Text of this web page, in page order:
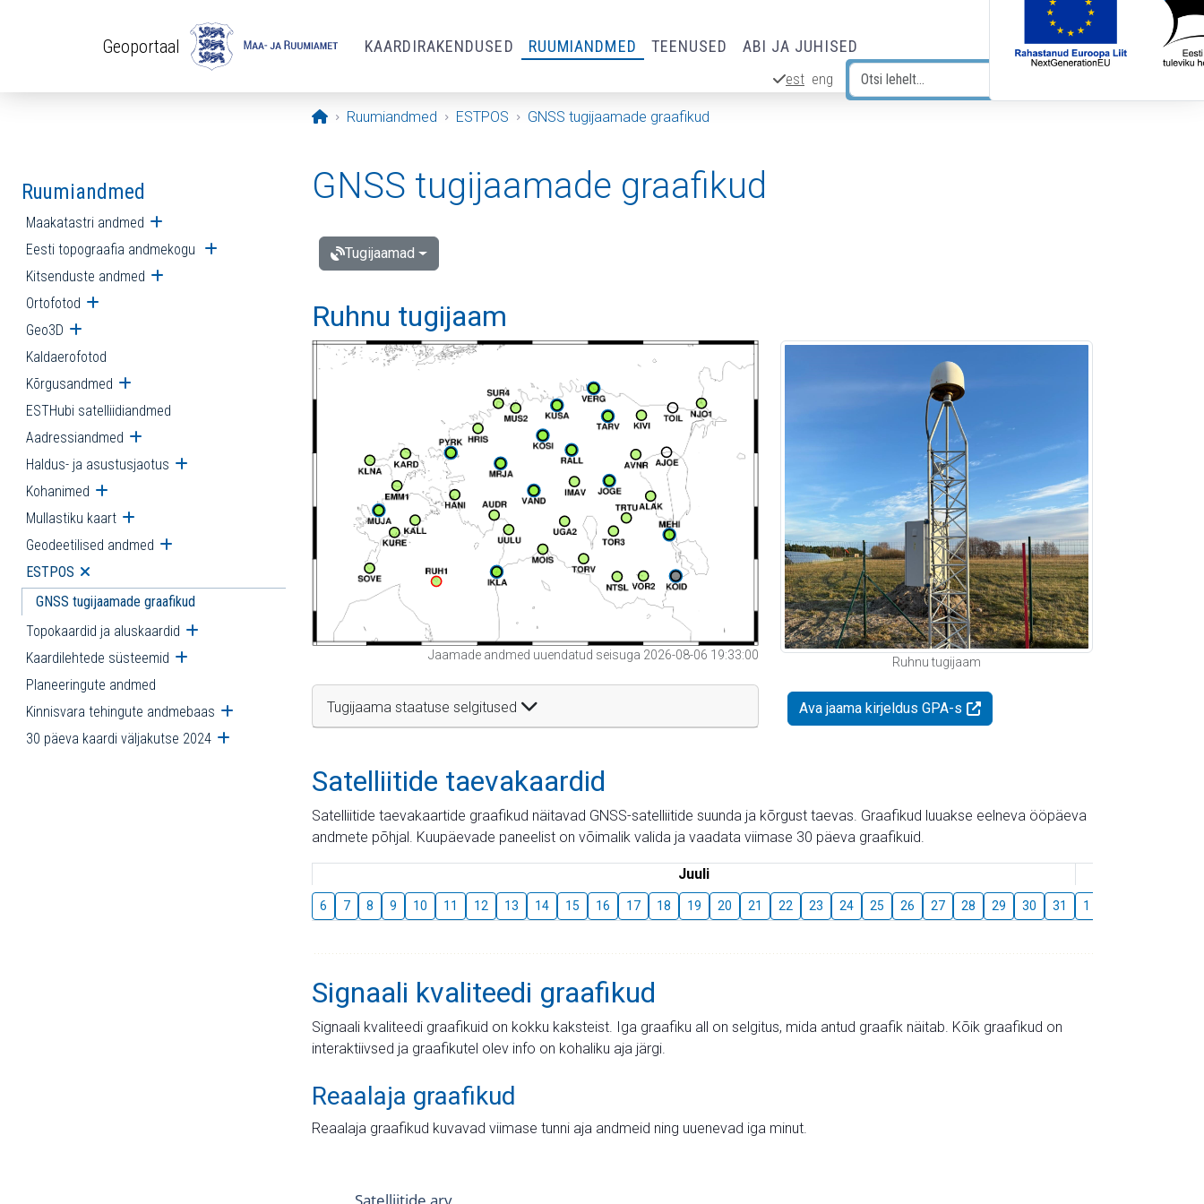
Geoportaal KAARDIRAKENDUSED RUUMIANDMED TEENUSED ABI JA JUHISED
est eng
Avaleht
Ruumiandmed ESTPOS GNSS tugijaamade graafikud
Ruumiandmed
Maakatastri andmed Ava alammenüü
Eesti topograafia andmekogu Ava alammenüü
Kitsenduste andmed Ava alammenüü
Ortofotod Ava alammenüü
Geo3D Ava alammenüü
Kaldaerofotod
Kõrgusandmed Ava alammenüü
ESTHubi satelliidiandmed
Aadressiandmed Ava alammenüü
Haldus- ja asustusjaotus Ava alammenüü
Kohanimed Ava alammenüü
Mullastiku kaart Ava alammenüü
Geodeetilised andmed Ava alammenüü
ESTPOS Ava alammenüü
GNSS tugijaamade graafikud
Topokaardid ja aluskaardid Ava alammenüü
Kaardilehtede süsteemid Ava alammenüü
Planeeringute andmed
Kinnisvara tehingute andmebaas Ava alammenüü
30 päeva kaardi väljakutse 2024 Ava alammenüü
GNSS tugijaamade graafikud
Tugijaamad
Ruhnu tugijaam
Jaamade andmed uuendatud seisuga 2026-08-06 19:33:00
Tugijaama staatuse selgitused
Ruhnu tugijaam
Ava jaama kirjeldus GPA-s
Satelliitide taevakaardid
Satelliitide taevakaartide graafikud näitavad GNSS-satelliitide suunda ja kõrgust taevas. Graafikud luuakse eelneva ööpäeva
andmete põhjal. Kuupäevade paneelist on võimalik valida ja vaadata viimase 30 päeva graafikuid.
Juuli
6 7 8 9 10 11 12 13 14 15 16 17 18 19 20 21 22 23 24 25 26 27 28 29 30 31 1
Signaali kvaliteedi graafikud
Signaali kvaliteedi graafikuid on kokku kaksteist. Iga graafiku all on selgitus, mida antud graafik näitab. Kõik graafikud on
interaktiivsed ja graafikutel olev info on kohaliku aja järgi.
Reaalaja graafikud
Reaalaja graafikud kuvavad viimase tunni aja andmeid ning uuenevad iga minut.